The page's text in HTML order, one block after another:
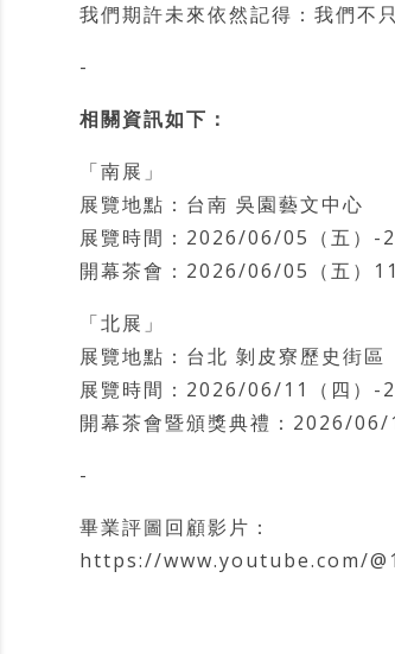
我們期許未來依然記得：我們不
-
相關資訊如下：
「南展」
展覽地點：台南 吳園藝文中心
展覽時間：2026/06/05（五）-
開幕茶會：2026/06/05（五）
「北展」
展覽地點：台北 剝皮寮歷史街區
展覽時間：2026/06/11（四）-
開幕茶會暨頒獎典禮：2026/
-
畢業評圖回顧影片：
https://www.youtube.com/